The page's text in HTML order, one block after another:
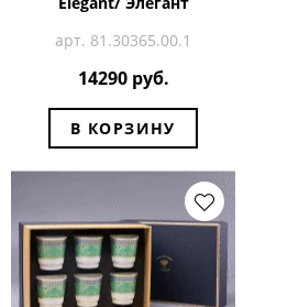
арт. 81.30365.00.1
14290 руб.
В КОРЗИНУ